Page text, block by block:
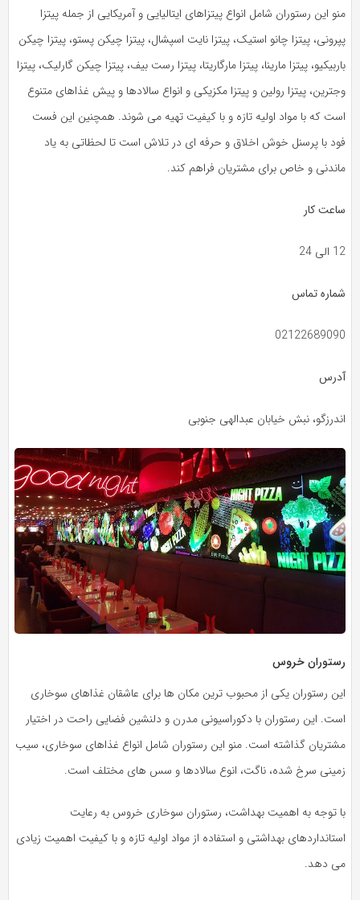
منو این رستوران شامل انواع پیتزاهای ایتالیایی و آمریکایی از جمله پیتزا
پپرونی، پیتزا چانو استیک، پیتزا نایت اسپشال، پیتزا چیکن پستو، پیتزا چیکن
باربیکیو، پیتزا مارینا، پیتزا مارگاریتا، پیتزا رست بیف، پیتزا چیکن گارلیک، پیتزا
وجترین، پیتزا رولین و پیتزا مکزیکی و انواع سالادها و پیش غذاهای متنوع
است که با مواد اولیه تازه و با کیفیت تهیه می‌‌ شوند. همچنین این فست
فود با پرسنل خوش اخلاق و حرفه ای در تلاش است تا لحظاتی به یاد
ماندنی و خاص برای مشتریان فراهم کند.
ساعت کار
12 الی 24
شماره تماس
02122689090
آدرس
اندرزگو، نبش خیابان عبدالهی جنوبی
رستوران خروس
این رستوران یکی از محبوب ترین مکان ها برای عاشقان غذاهای سوخاری
است. این رستوران با دکوراسیونی مدرن و دلنشین فضایی راحت در اختیار
مشتریان گذاشته است. منو این رستوران شامل انواع غذاهای سوخاری، سیب
زمینی سرخ شده، ناگت، انوع سالادها و سس های مختلف است.
با توجه به اهمیت بهداشت، رستوران سوخاری خروس به رعایت
استانداردهای بهداشتی و استفاده از مواد اولیه تازه و با کیفیت اهمیت زیادی
می دهد.